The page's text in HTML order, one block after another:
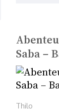
Saba –
Thilo